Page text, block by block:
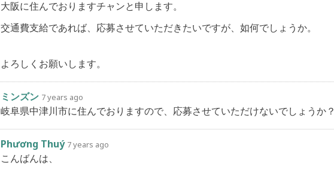
大阪に住んでおりますチャンと申します。
交通費支給であれば、応募させていただきたいですが、如何でしょうか。
よろしくお願いします。
ミンズン 7 years ago
岐阜県中津川市に住んでおりますので、応募させていただけないでしょうか？
Phương Thuý 7 years ago
こんばんは、